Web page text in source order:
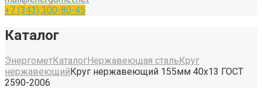
+7 (343) 300-80-45
Каталог
ЭнергометКаталогНержавеющая стальКруг
нержавеющийКруг нержавеющий 155мм 40х13 ГОСТ
2590-2006